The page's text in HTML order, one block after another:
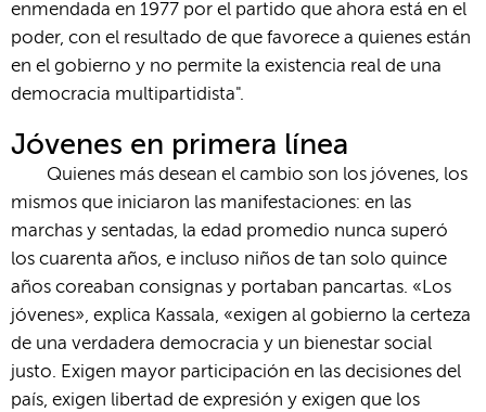
enmendada en 1977 por el partido que ahora está en el
poder, con el resultado de que favorece a quienes están
en el gobierno y no permite la existencia real de una
democracia multipartidista".
Jóvenes en primera línea
Quienes más desean el cambio son los jóvenes, los
mismos que iniciaron las manifestaciones: en las
marchas y sentadas, la edad promedio nunca superó
los cuarenta años, e incluso niños de tan solo quince
años coreaban consignas y portaban pancartas. «Los
jóvenes», explica Kassala, «exigen al gobierno la certeza
de una verdadera democracia y un bienestar social
justo. Exigen mayor participación en las decisiones del
país, exigen libertad de expresión y exigen que los